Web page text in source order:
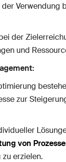
Verwendung
der
und
zur
von
erzielen.